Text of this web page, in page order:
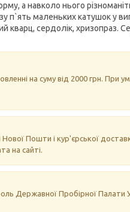
а навколо нього
п`ять маленьких катушок у
кварц, сердолік, хризопраз.
на суму від 2000 грн. При
Пошти і кур'єрської
на сайті.
Державної Пробірної Палати